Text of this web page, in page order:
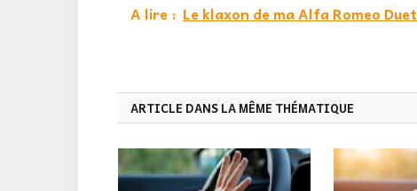
A lire : Le klaxon de ma Alfa Romeo
ARTICLE DANS LA MÊME THÉMATIQUE